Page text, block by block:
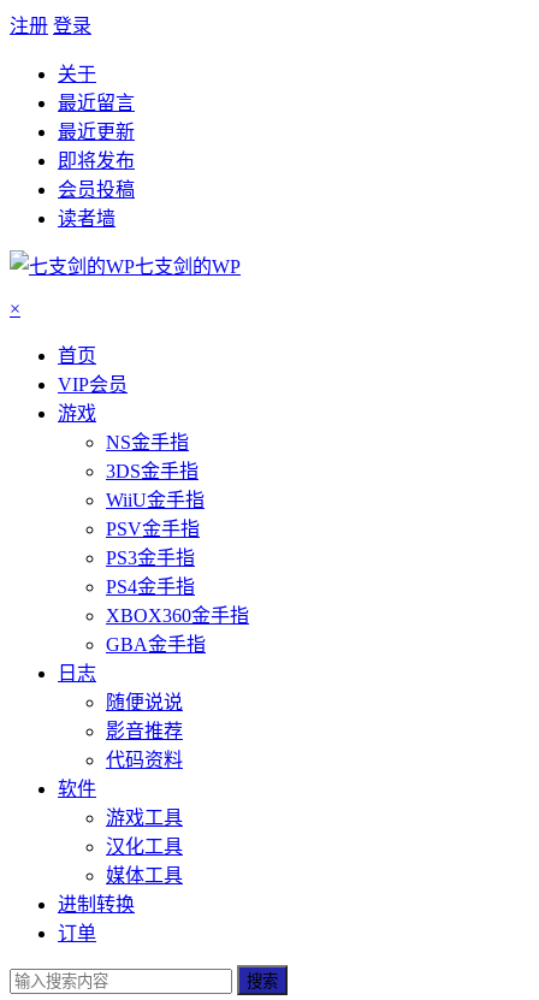
注册 登录
关于
最近留言
最近更新
即将发布
会员投稿
读者墙
七支剑的WP
×
首页
VIP会员
游戏
NS金手指
3DS金手指
WiiU金手指
PSV金手指
PS3金手指
PS4金手指
XBOX360金手指
GBA金手指
日志
随便说说
影音推荐
代码资料
软件
游戏工具
汉化工具
媒体工具
进制转换
订单
搜索